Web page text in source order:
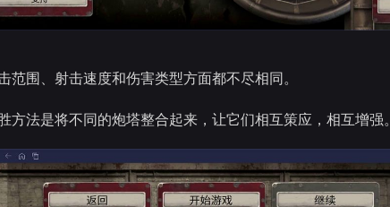
范围、射击速度和伤害类型方面都不尽相同。
方法是将不同的炮塔整合起来，让它们相互策应，相互增强。